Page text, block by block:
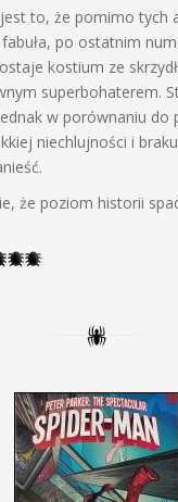
to, że pomimo tych
po ostatnim
kostium ze
superbohaterem.
w porównaniu do
niechlujności i
że poziom historii